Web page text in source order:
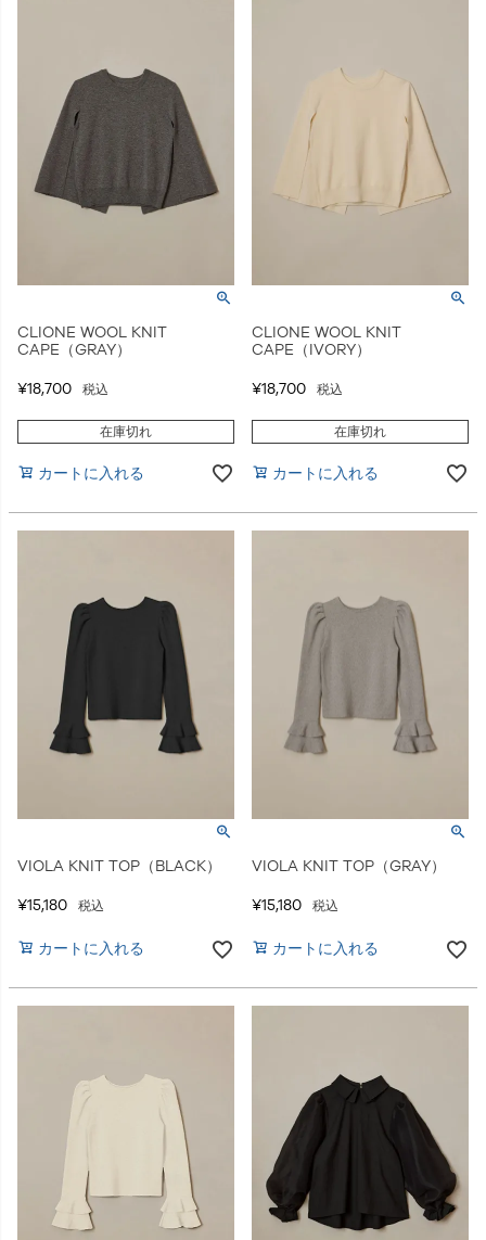
CLIONE WOOL KNIT
CAPE（GRAY）
¥18,700 税込
在庫切れ
カートに入れる
CLIONE WOOL KNIT
CAPE（IVORY）
¥18,700 税込
在庫切れ
カートに入れる
VIOLA KNIT TOP（BLACK）
¥15,180 税込
カートに入れる
VIOLA KNIT TOP（GRAY）
¥15,180 税込
カートに入れる